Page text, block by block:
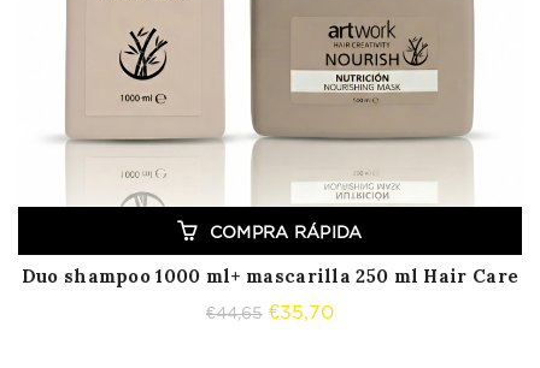
COMPRA RÁPIDA
Duo shampoo 1000 ml+ mascarilla 250 ml Hair Care
€44,65 El
€35,70El